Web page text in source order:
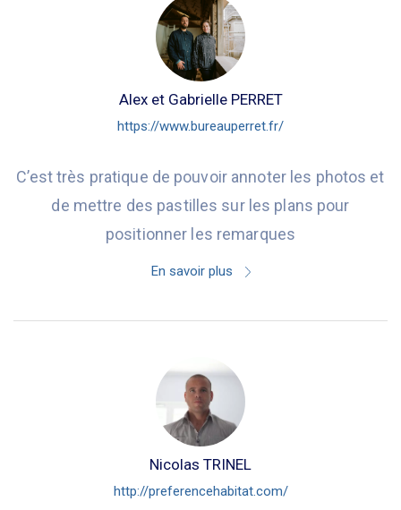
Alex et Gabrielle PERRET
https://www.bureauperret.fr/
C’est très pratique de pouvoir annoter les photos et
de mettre des pastilles sur les plans pour
positionner les remarques
En savoir plus
Nicolas TRINEL
http://preferencehabitat.com/